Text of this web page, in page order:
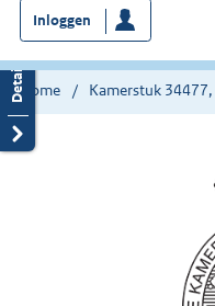
nu
hier:
Inloggen
Home Kamerstuk 34477,